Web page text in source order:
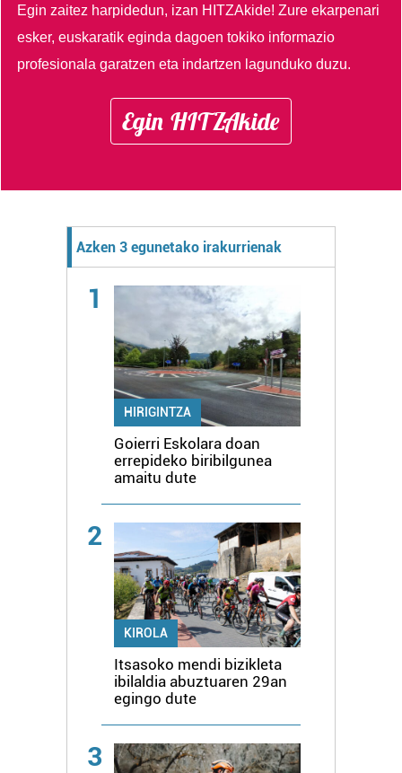
Egin zaitez harpidedun, izan HITZAkide!Zure ekarpenari
esker, euskaratik eginda dagoen tokiko informazio
profesionala garatzen eta indartzen lagunduko duzu.
Egin HITZAkide
Azken 3 egunetako irakurrienak
1
HIRIGINTZA
Goierri Eskolara doan
errepideko biribilgunea
amaitu dute
2
KIROLA
Itsasoko mendi bizikleta
ibilaldia abuztuaren 29an
egingo dute
3